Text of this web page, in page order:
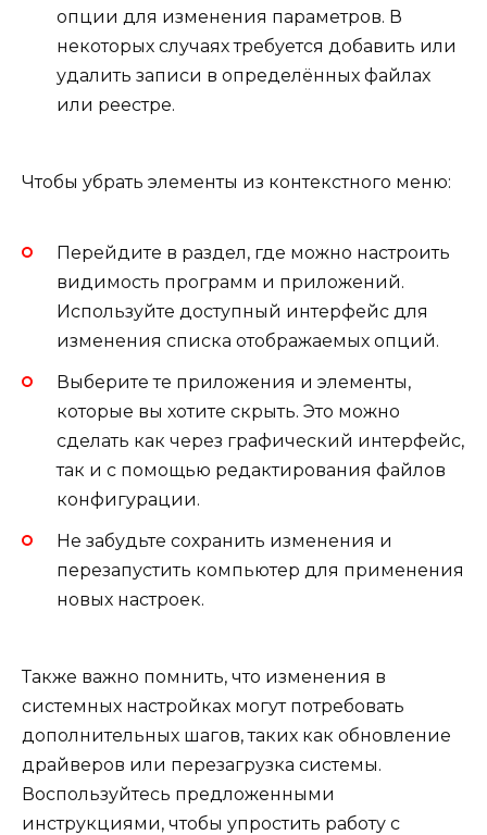
опции для изменения параметров. В
некоторых случаях требуется добавить или
удалить записи в определённых файлах
или реестре.
Чтобы убрать элементы из контекстного меню:
Перейдите в раздел, где можно настроить
видимость программ и приложений.
Используйте доступный интерфейс для
изменения списка отображаемых опций.
Выберите те приложения и элементы,
которые вы хотите скрыть. Это можно
сделать как через графический интерфейс,
так и с помощью редактирования файлов
конфигурации.
Не забудьте сохранить изменения и
перезапустить компьютер для применения
новых настроек.
Также важно помнить, что изменения в
системных настройках могут потребовать
дополнительных шагов, таких как обновление
драйверов или перезагрузка системы.
Воспользуйтесь предложенными
инструкциями, чтобы упростить работу с